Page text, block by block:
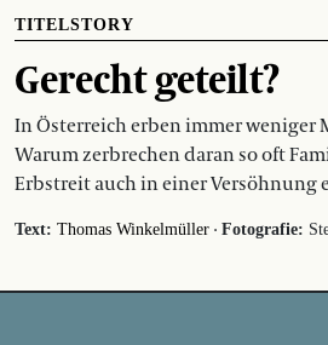
TITELSTORY
Gerecht geteilt?
In Österreich erben immer weniger
Warum zerbrechen daran so oft
Erbstreit auch in einer Versöhnung
Text: Thomas Winkelmüller · Fotografie: